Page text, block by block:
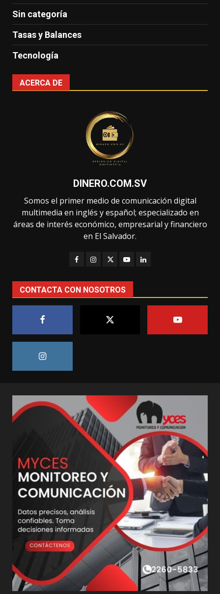
Sin categoría
Tasas y Balances
Tecnología
ACERCA DE
DINERO.COM.SV
Somos el primer medio de comunicación digital
multimedia en inglés y español; especializado en
áreas de interés económico, empresarial y financiero
en El Salvador.
CONTACTA CON NOSOTROS